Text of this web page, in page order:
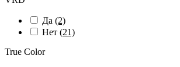
Да (2)
Нет (21)
True Color